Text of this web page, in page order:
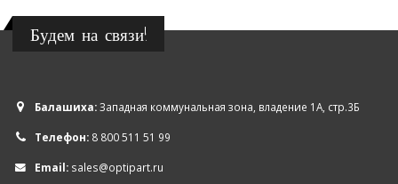
Будем на связи!
Балашиха:Западная коммунальная зона, владение 1А, стр.3Б
Телефон: 8 800 511 51 99
Email: sales@optipart.ru